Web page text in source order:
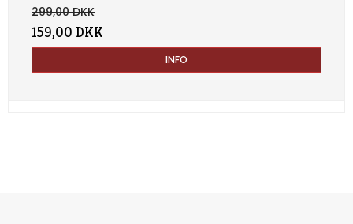
299,00 DKK
159,00 DKK
INFO